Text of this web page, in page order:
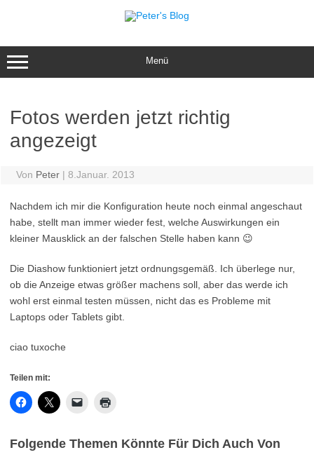
Menü
Fotos werden jetzt richtig
angezeigt
Von Peter | 8.Januar. 2013
Nachdem ich mir die Konfiguration heute noch einmal angeschaut
habe, stellt man immer wieder fest, welche Auswirkungen ein
kleiner Mausklick an der falschen Stelle haben kann 😉
Die Diashow funktioniert jetzt ordnungsgemäß. Ich überlege nur,
ob die Anzeige etwas größer machens soll, aber das werde ich
wohl erst einmal testen müssen, nicht das es Probleme mit
Laptops oder Tablets gibt.
ciao tuxoche
Teilen mit:
Folgende Themen Könnte Für Dich Auch Von